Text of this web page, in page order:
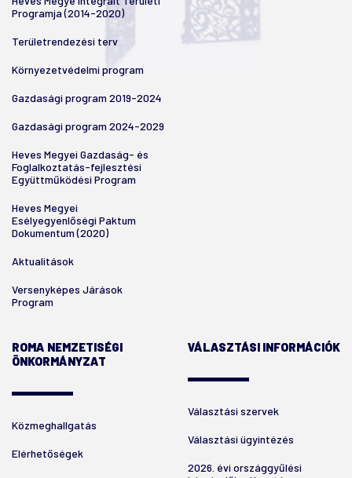
Programja (2014-2020)
Területrendezési terv
Környezetvédelmi program
Gazdasági program 2019-2024
Gazdasági program 2024-2029
Heves Megyei Gazdaság- és
Foglalkoztatás-fejlesztési
Együttműködési Program
Heves Megyei
Esélyegyenlőségi Paktum
Dokumentum (2020)
Aktualitások
Versenyképes Járások
Program
ROMA NEMZETISÉGI
ÖNKORMÁNYZAT
Közmeghallgatás
Elérhetőségek
VÁLASZTÁSI INFORMÁCIÓK
Választási szervek
Választási ügyintézés
2026. évi országgyűlési